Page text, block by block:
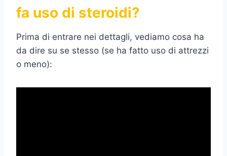
fa uso di steroidi?
Prima di entrare nei dettagli, vediamo cosa ha
da dire su se stesso (se ha fatto uso di attrezzi
o meno):